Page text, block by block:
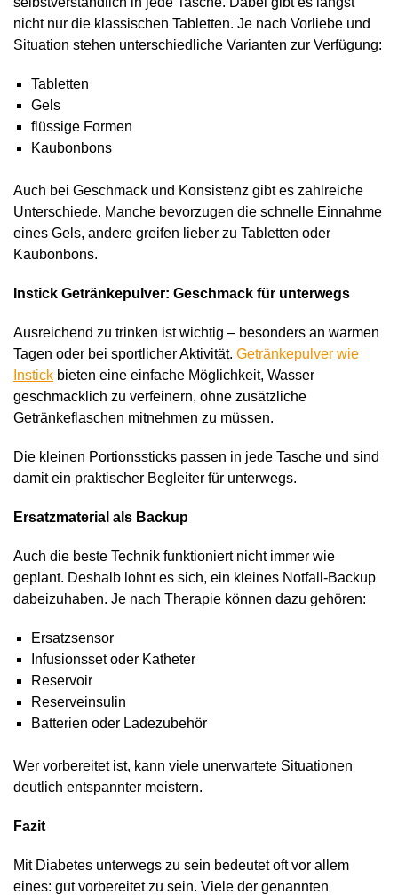
nicht nur die klassischen Tabletten. Je nach Vorliebe und
Situation stehen unterschiedliche Varianten zur Verfügung:
Tabletten
Gels
flüssige Formen
Kaubonbons
Auch bei Geschmack und Konsistenz gibt es zahlreiche
Unterschiede. Manche bevorzugen die schnelle Einnahme
eines Gels, andere greifen lieber zu Tabletten oder
Kaubonbons.
Instick Getränkepulver: Geschmack für unterwegs
Ausreichend zu trinken ist wichtig – besonders an warmen
Tagen oder bei sportlicher Aktivität. Getränkepulver wie
Instick bieten eine einfache Möglichkeit, Wasser
geschmacklich zu verfeinern, ohne zusätzliche
Getränkeflaschen mitnehmen zu müssen.
Die kleinen Portionssticks passen in jede Tasche und sind
damit ein praktischer Begleiter für unterwegs.
Ersatzmaterial als Backup
Auch die beste Technik funktioniert nicht immer wie
geplant. Deshalb lohnt es sich, ein kleines Notfall-Backup
dabeizuhaben. Je nach Therapie können dazu gehören:
Ersatzsensor
Infusionsset oder Katheter
Reservoir
Reserveinsulin
Batterien oder Ladezubehör
Wer vorbereitet ist, kann viele unerwartete Situationen
deutlich entspannter meistern.
Fazit
Mit Diabetes unterwegs zu sein bedeutet oft vor allem
eines: gut vorbereitet zu sein. Viele der genannten